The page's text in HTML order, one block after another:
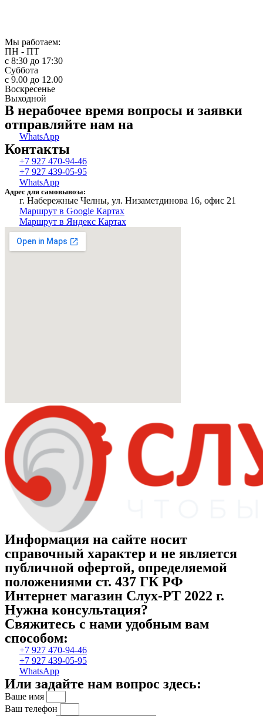
Мы работаем:
ПН - ПТ
с 8:30 до 17:30
Суббота
с 9.00 до 12.00
Воскресенье
Выходной
В нерабочее время вопросы и заявки
отправляйте нам на
WhatsApp
Контакты
+7 927 470-94-46
+7 927 439-05-95
WhatsApp
Адрес для самовывоза:
г. Набережные Челны, ул. Низаметдинова 16, офис 21
Маршрут в Google Картах
Маршрут в Яндекс Картах
Информация на сайте носит
справочный характер и не является
публичной офертой, определяемой
положениями ст. 437 ГК РФ
Интернет магазин Слух-РТ 2022 г.
Нужна консультация?
Свяжитесь с нами удобным вам
способом:
+7 927 470-94-46
+7 927 439-05-95
WhatsApp
Или задайте нам вопрос здесь:
Ваше имя
Ваш телефон